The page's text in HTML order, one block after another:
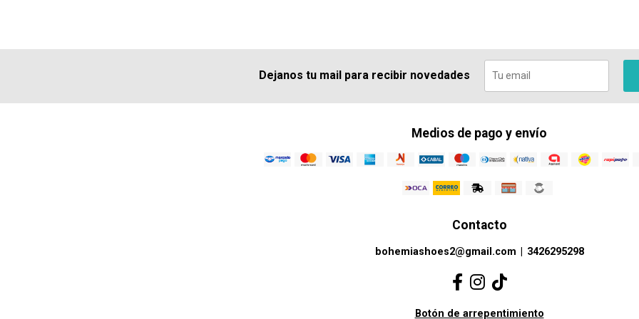
Dejanos tu mail para recibir novedades
Medios de pago y envío
Contacto
bohemiashoes2@gmail.com 3426295298
Botón de arrepentimiento